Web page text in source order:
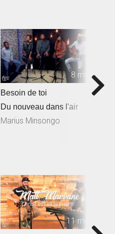
8 min
Besoin de toi
Du nouveau dans l'air
Marius Minsongo
11 min